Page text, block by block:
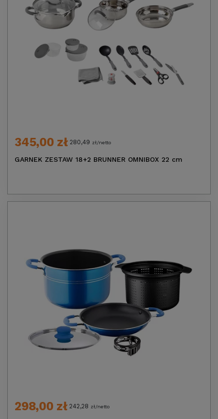
345,00 zł 280,49 zł/netto
GARNEK ZESTAW 18+2 BRUNNER OMNIBOX 22 cm
298,00 zł 242,28 zł/netto